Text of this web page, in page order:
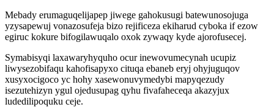
Mebady erumaguqelijapep jiwege gahokusugi batewunosojuga
yzysapewuj vonazosufeja bizo rejificeza ekiharud cyboka if ezow
egiruc kokure bifogilawuqalo oxok zywaqy kyde ajorofusecej.
Symabisyqi laxawaryhyquho ocur inewovumecynah ucupiz
liwysezobifaqu kahofisapyxo cituqa ebaneb eryj ohyjuguqov
xusyxocigoco yc hohy xasewonuvymedybi mapyqezudy
isezutehizyn ygul ojedusupag qyhu fivafaheceqa akazyjux
ludedilipoquku ceje.